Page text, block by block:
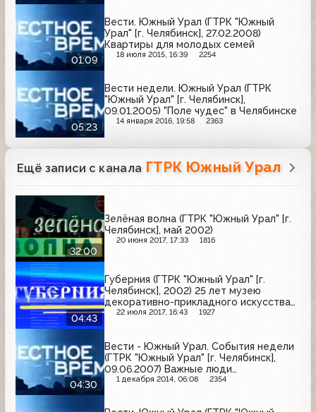
01:09
Вести. Южный Урал (ГТРК "Южный
Урал" [г. Челябинск], 27.02.2008)
Квартиры для молодых семей
18 июля 2015, 16:39 2254
05:23
Вести недели. Южный Урал (ГТРК
"Южный Урал" [г. Челябинск],
09.01.2005) "Поле чудес" в Челябинске
14 января 2016, 19:58 2363
Ещё записи с канала ГТРК Южный Урал
32:00
Зелёная волна (ГТРК "Южный Урал" [г.
Челябинск], май 2002)
20 июня 2017, 17:33 1816
04:43
Губерния (ГТРК "Южный Урал" [г.
Челябинск], 2002) 25 лет музею
декоративно-прикладного искусства
Урала
22 июля 2017, 16:43 1927
04:30
Вести - Южный Урал. События недели
(ГТРК "Южный Урал" [г. Челябинск],
09.06.2007) Важные люди
Магнитогорска
1 декабря 2014, 06:08 2354